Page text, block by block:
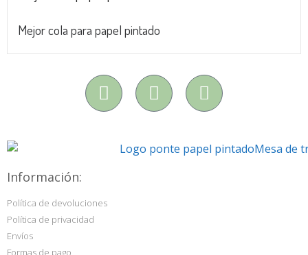
Mejor cola para papel pintado
Información:
Política de devoluciones
Política de privacidad
Envíos
Formas de pago